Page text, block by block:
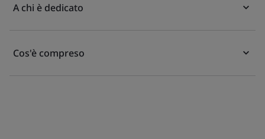
A chi è dedicato
Cos'è compreso